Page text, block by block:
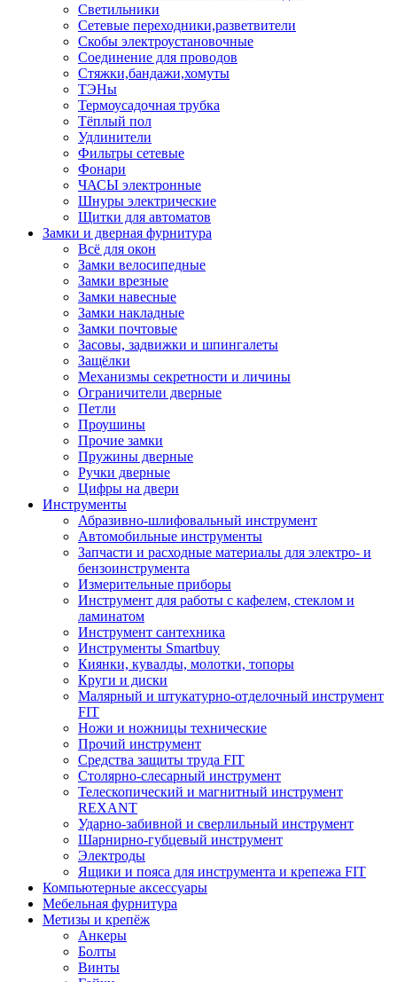
Светильники
Сетевые переходники,разветвители
Скобы электроустановочные
Соединение для проводов
Стяжки,бандажи,хомуты
ТЭНы
Термоусадочная трубка
Тёплый пол
Удлинители
Фильтры сетевые
Фонари
ЧАСЫ электронные
Шнуры электрические
Щитки для автоматов
Замки и дверная фурнитура
Всё для окон
Замки велосипедные
Замки врезные
Замки навесные
Замки накладные
Замки почтовые
Засовы, задвижки и шпингалеты
Защёлки
Механизмы секретности и личины
Ограничители дверные
Петли
Проушины
Прочие замки
Пружины дверные
Ручки дверные
Цифры на двери
Инструменты
Абразивно-шлифовальный инструмент
Автомобильные инструменты
Запчасти и расходные материалы для электро- и
бензоинструмента
Измерительные приборы
Инструмент для работы с кафелем, стеклом и
ламинатом
Инструмент сантехника
Инструменты Smartbuy
Киянки, кувалды, молотки, топоры
Круги и диски
Малярный и штукатурно-отделочный инструмент
FIT
Ножи и ножницы технические
Прочий инструмент
Средства защиты труда FIT
Столярно-слесарный инструмент
Телескопический и магнитный инструмент
REXANT
Ударно-забивной и сверлильный инструмент
Шарнирно-губцевый инструмент
Электроды
Ящики и пояса для инструмента и крепежа FIT
Компьютерные аксессуары
Мебельная фурнитура
Метизы и крепёж
Анкеры
Болты
Винты